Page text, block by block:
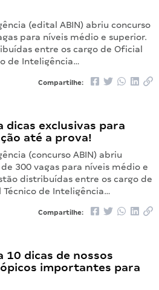
(edital ABIN) abriu concurso
para níveis médio e superior.
entre os cargo de Oficial
de Inteligência…
Compartilhe:
dicas exclusivas para
até a prova!
(concurso ABIN) abriu
300 vagas para níveis médio e
distribuídas entre os cargo de
de Inteligência…
Compartilhe:
10 dicas de nossos
importantes para